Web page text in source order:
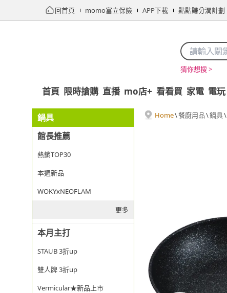
回首頁 momo富立保險 APP下載 點點賺分潤計劃
猜你想搜 >
首頁 限時搶購 直播 mo店+ 看看買 家電 電玩
鍋具
館長推薦
熱銷TOP30
本週新品
WOKYxNEOFLAM
更多
本月主打
STAUB 3折up
雙人牌 3折up
Vermicular★新品上市
Home\餐廚用品\鍋具\